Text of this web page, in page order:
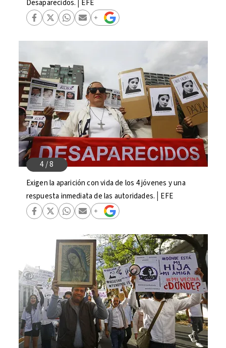
Desaparecidos.│EFE
Exigen la aparición con vida de los 4 jóvenes y una
respuesta inmediata de las autoridades.│EFE